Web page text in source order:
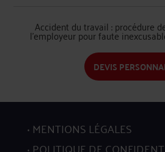
Accident du travail : procédure
l'employeur pour faute
DEVIS
MENTIONS LÉGALES